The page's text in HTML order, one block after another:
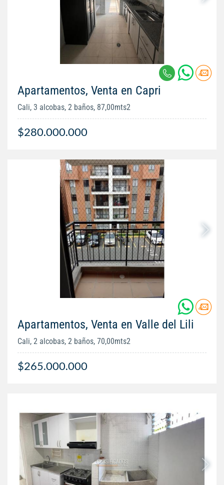
Apartamentos, Venta en Capri
Cali, 3 alcobas, 2 baños, 87,00mts2
$280.000.000
Apartamentos, Venta en Valle del Lili
Cali, 2 alcobas, 2 baños, 70,00mts2
$265.000.000